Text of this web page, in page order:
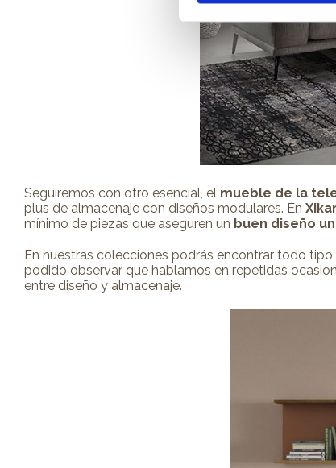
Seguiremos con otro esencial, el mueble de la
plus de almacenaje con diseños modulares. En
mínimo de piezas que aseguren un buen diseño
En nuestras colecciones podrás encontrar todo
podido observar que hablamos en repetidas
entre diseño y almacenaje.